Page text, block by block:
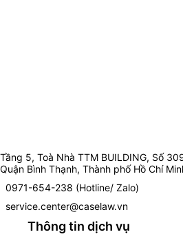
Tầng 5, Toà Nhà TTM BUILDING, Số
Quận Bình Thạnh, Thành phố Hồ Chí
0971-654-238 (Hotline/ Zalo)
service.center@caselaw.vn
Thông tin dịch vụ